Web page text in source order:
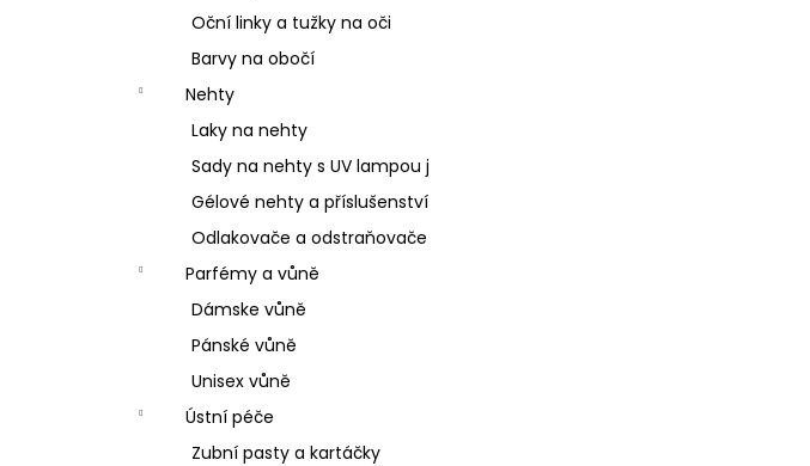
Oční linky a tužky na oči
Barvy na obočí
Nehty
Laky na nehty
Sady na nehty s UV lampou j
Gélové nehty a příslušenství
Odlakovače a odstraňovače
Parfémy a vůně
Dámske vůně
Pánské vůně
Unisex vůně
Ústní péče
Zubní pasty a kartáčky